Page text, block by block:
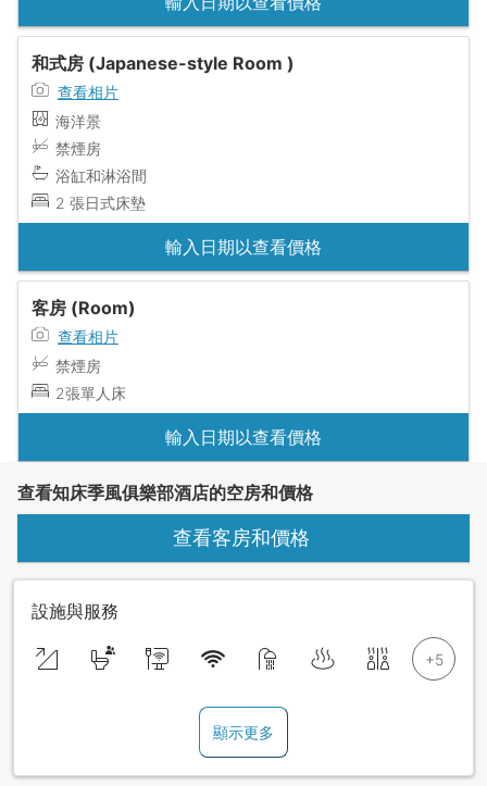
和式房 (Japanese-style Room )
查看相片
海洋景
禁煙房
浴缸和淋浴間
2 張日式床墊
輸入日期以查看價格
客房 (Room)
查看相片
禁煙房
2張單人床
輸入日期以查看價格
查看知床季風俱樂部酒店的空房和價格
查看客房和價格
設施與服務
顯示更多